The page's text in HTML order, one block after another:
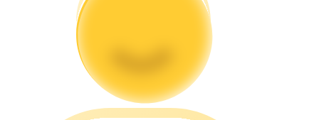
Guia para iniciantes em futuros